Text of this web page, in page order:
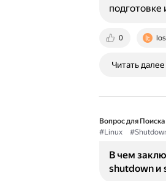
0
Читать далее
Вопрос для
#Linux
В чем
shutdown и